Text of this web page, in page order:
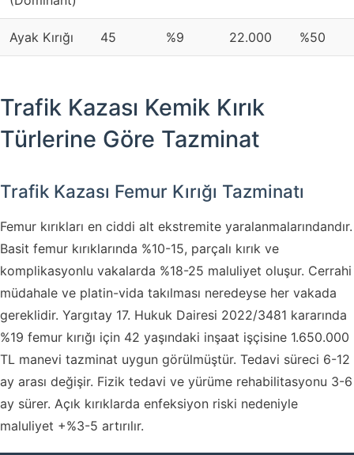
Ayak Kırığı 45 %9 22.000 %50
Trafik Kazası Kemik Kırık
Türlerine Göre Tazminat
Trafik Kazası Femur Kırığı Tazminatı
Femur kırıkları en ciddi alt ekstremite yaralanmalarındandır.
Basit femur kırıklarında %10-15, parçalı kırık ve
komplikasyonlu vakalarda %18-25 maluliyet oluşur. Cerrahi
müdahale ve platin-vida takılması neredeyse her vakada
gereklidir. Yargıtay 17. Hukuk Dairesi 2022/3481 kararında
%19 femur kırığı için 42 yaşındaki inşaat işçisine 1.650.000
TL manevi tazminat uygun görülmüştür. Tedavi süreci 6-12
ay arası değişir. Fizik tedavi ve yürüme rehabilitasyonu 3-6
ay sürer. Açık kırıklarda enfeksiyon riski nedeniyle
maluliyet +%3-5 artırılır.